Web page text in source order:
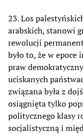
23. Los
arabskich, stanowi
rewolucji
było to, że w
praw
uciskanych
związana była z
osiągnięta tylko
politycznego klasy
socjalistyczną i